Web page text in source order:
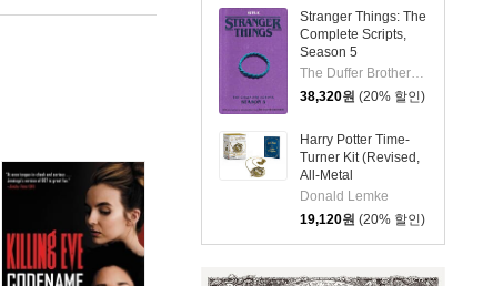
Stranger Things: The
Complete Scripts,
Season 5
The Duffer Brothers / Netflix
38,320원 (20% 할인)
Harry Potter Time-
Turner Kit (Revised,
All-Metal
Construction)
Donald Lemke
19,120원 (20% 할인)